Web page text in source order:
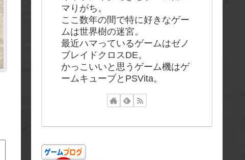
マりがち。
ここ数年の間で特に好きなゲー
ムは世界樹の迷宮。
最近ハマっているゲームはゼノ
ブレイドクロスDE。
かっこいいと思うゲーム機はゲ
ームキューブとPSVita。